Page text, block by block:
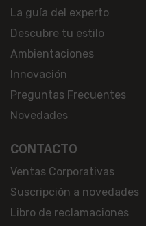
La guía del experto
Descubre tu estilo
Ambientaciones
Innovación
Preguntas Frecuentes
Novedades
CONTACTO
Ventas Corporativas
Suscripción a novedades
Libro de reclamaciones